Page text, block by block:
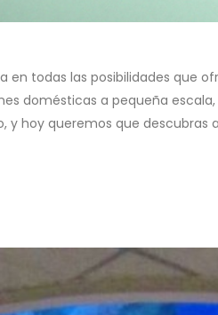
en todas las posibilidades que
domésticas a pequeña
hoy queremos que